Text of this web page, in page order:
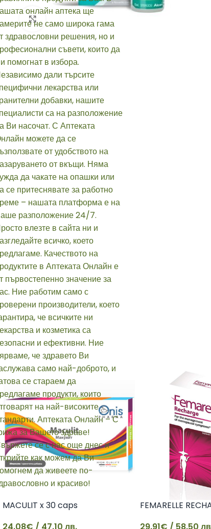
Click to enlarge
MACULIT x 30 caps
FEMARELLE